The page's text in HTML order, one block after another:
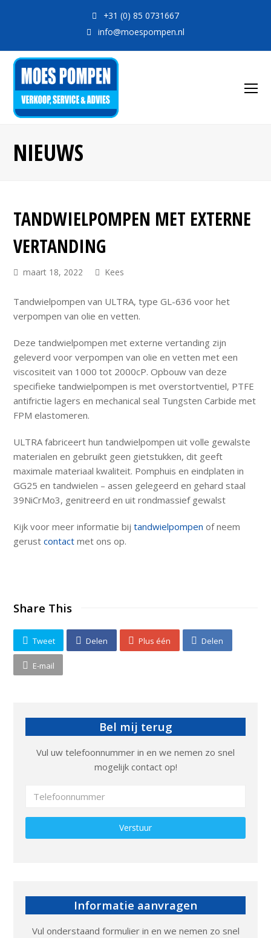
+31 (0) 85 0731667
info@moespompen.nl
NIEUWS
TANDWIELPOMPEN MET EXTERNE
VERTANDING
maart 18, 2022 Kees
Tandwielpompen van ULTRA, type GL-636 voor het
verpompen van olie en vetten.
Deze tandwielpompen met externe vertanding zijn
geleverd voor verpompen van olie en vetten met een
viscositeit van 1000 tot 2000cP. Opbouw van deze
specifieke tandwielpompen is met overstortventiel, PTFE
antifrictie lagers en mechanical seal Tungsten Carbide met
FPM elastomeren.
ULTRA fabriceert hun tandwielpompen uit volle gewalste
materialen en gebruikt geen gietstukken, dit geeft
maximale materiaal kwaliteit. Pomphuis en eindplaten in
GG25 en tandwielen – assen gelegeerd en gehard staal
39NiCrMo3, genitreerd en uit rondmassief gewalst
Kijk voor meer informatie bijtandwielpompen of neem
gerustcontact met ons op.
Share This
Tweet Delen Plus één Delen
E-mail
Bel mij terug
Vul uw telefoonnummer in en we nemen zo snel
mogelijk contact op!
Gelieve dit veld leeg te laten.
Informatie aanvragen
Vul onderstaand formulier in en we nemen zo snel